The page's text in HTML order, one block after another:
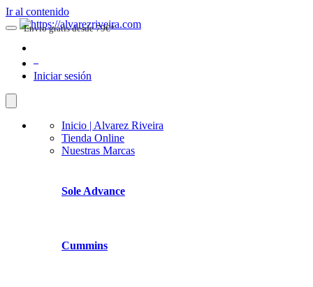
Ir al contenido
Iniciar sesión
Inicio | Alvarez Riveira
Tienda Online
Nuestras Marcas
Sole Advance
Cummins
Envio gratis desde 79€*